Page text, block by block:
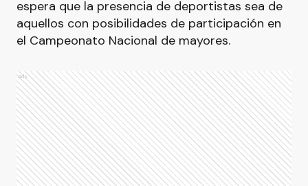
espera que la presencia de deportistas sea de
aquellos con posibilidades de participación en
el Campeonato Nacional de mayores.
Ads